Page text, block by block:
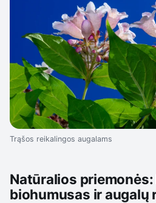
Trąšos reikalingos augalams
Natūralios
biohumusas ir augalų